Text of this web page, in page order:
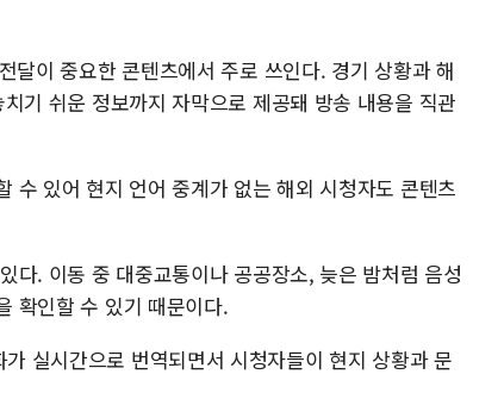
달이 중요한 콘텐츠에서 주로 쓰인다. 경기 상황과 해
기 쉬운 정보까지 자막으로 제공돼 방송 내용을 직관
수 있어 현지 언어 중계가 없는 해외 시청자도 콘텐츠
다. 이동 중 대중교통이나 공공장소, 늦은 밤처럼 음성
확인할 수 있기 때문이다.
실시간으로 번역되면서 시청자들이 현지 상황과 문